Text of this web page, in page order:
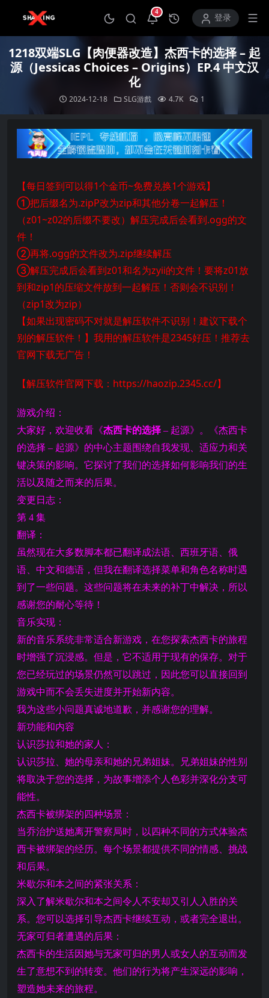
4
打开通知中心登录
1218双端SLG【肉便器改造】杰西卡的选择 – 起
源（Jessicas Choices – Origins）EP.4 中文汉
化
2024-12-18 SLG游戲 4.7K 1
【每日签到可以得1个金币~免费兑换1个游戏】
①把后缀名为.zipP改为zip和其他分卷一起解压！
（z01~z02的后缀不要改）解压完成后会看到.ogg的文
件！
②再将.ogg的文件改为.zip继续解压
③解压完成后会看到z01和名为zyii的文件！要将z01放
到和zip1的压缩文件放到一起解压！否则会不识别！
（zip1改为zip）
【如果出现密码不对就是解压软件不识别！建议下载个
别的解压软件！】我用的解压软件是2345好压！推荐去
官网下载无广告！
【解压软件官网下载：https://haozip.2345.cc/】
游戏介绍：
大家好，欢迎收看《杰西卡的选择 – 起源》。《杰西卡
的选择 – 起源》的中心主题围绕自我发现、适应力和关
键决策的影响。它探讨了我们的选择如何影响我们的生
活以及随之而来的后果。
变更日志：
第 4 集
翻译：
虽然现在大多数脚本都已翻译成法语、西班牙语、俄
语、中文和德语，但我在翻译选择菜单和角色名称时遇
到了一些问题。这些问题将在未来的补丁中解决，所以
感谢您的耐心等待！
音乐实现：
新的音乐系统非常适合新游戏，在您探索杰西卡的旅程
时增强了沉浸感。但是，它不适用于现有的保存。对于
您已经玩过的场景仍然可以跳过，因此您可以直接回到
游戏中而不会丢失进度并开始新内容。
我为这些小问题真诚地道歉，并感谢您的理解。
新功能和内容
认识莎拉和她的家人：
认识莎拉、她的母亲和她的兄弟姐妹。兄弟姐妹的性别
将取决于您的选择，为故事增添个人色彩并深化分支可
能性。
杰西卡被绑架的四种场景：
当乔治护送她离开警察局时，以四种不同的方式体验杰
西卡被绑架的经历。每个场景都提供不同的情感、挑战
和后果。
米歇尔和本之间的紧张关系：
深入了解米歇尔和本之间令人不安却又引人入胜的关
系。您可以选择引导杰西卡继续互动，或者完全退出。
无家可归者遭遇的后果：
杰西卡的生活因她与无家可归的男人或女人的互动而发
生了意想不到的转变。他们的行为将产生深远的影响，
塑造她未来的旅程。